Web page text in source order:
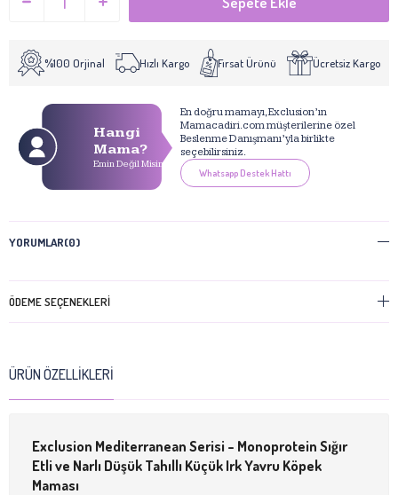
%100 Orjinal Hızlı Kargo Fırsat Ürünü Ücretsiz Kargo
Hangi
Mama?
Emin Değil Misin?
En doğru mamayı, Exclusion’ın
Mamacadiri.com müşterilerine özel
Beslenme Danışmanı’yla birlikte
seçebilirsiniz.
Whatsapp Destek Hattı
YORUMLAR(0)
ÖDEME SEÇENEKLERI
ÜRÜN ÖZELLIKLERI
Exclusion Mediterranean Serisi - Monoprotein Sığır
Etli ve Narlı Düşük Tahıllı Küçük Irk Yavru Köpek
Maması